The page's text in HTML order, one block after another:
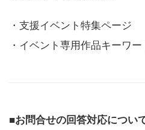
・支援イベント特集ページ
・イベント専用作品キーワ
■お問合せの回答対応につい